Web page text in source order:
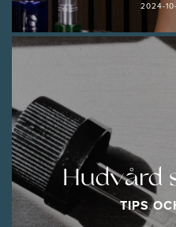
2024-
Hudvård
TIPS